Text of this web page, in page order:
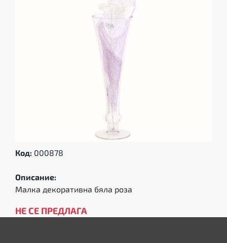
Код: 000878
Описание:
Малка декоративна бяла роза
НЕ СЕ ПРЕДЛАГА